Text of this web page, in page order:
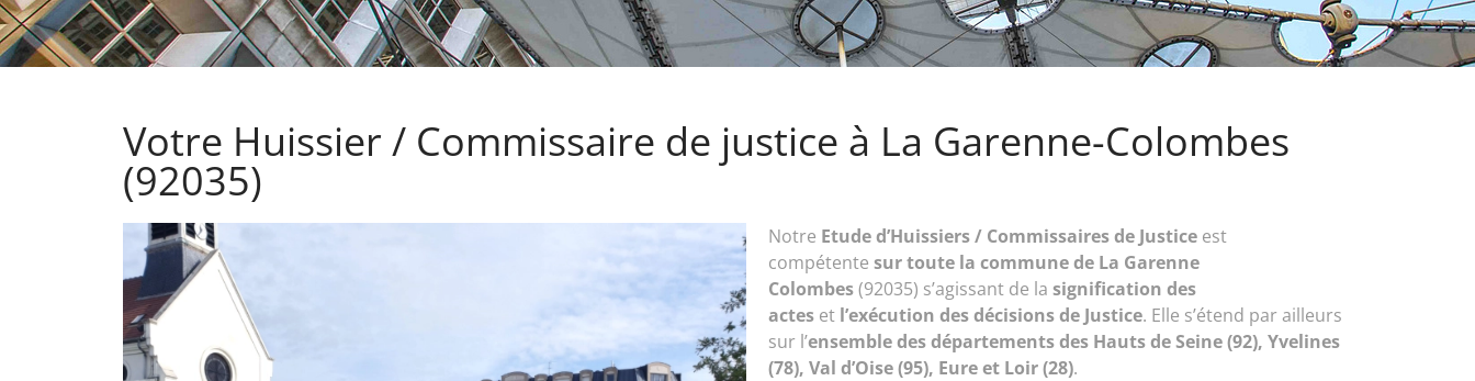
Votre Huissier / Commissaire de justice à La Garenne-Colombes
(92035)
Notre Etude d’Huissiers / Commissaires de Justice est
compétente sur toute la commune de La Garenne
Colombes(92035) s’agissant de la signification des
actes et l’exécution des décisions de Justice. Elle s’étend par ailleurs
sur l’ensemble des départements des Hauts de Seine (92), Yvelines
(78), Val d’Oise (95), Eure et Loir (28).